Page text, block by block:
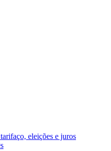
eleições e juros